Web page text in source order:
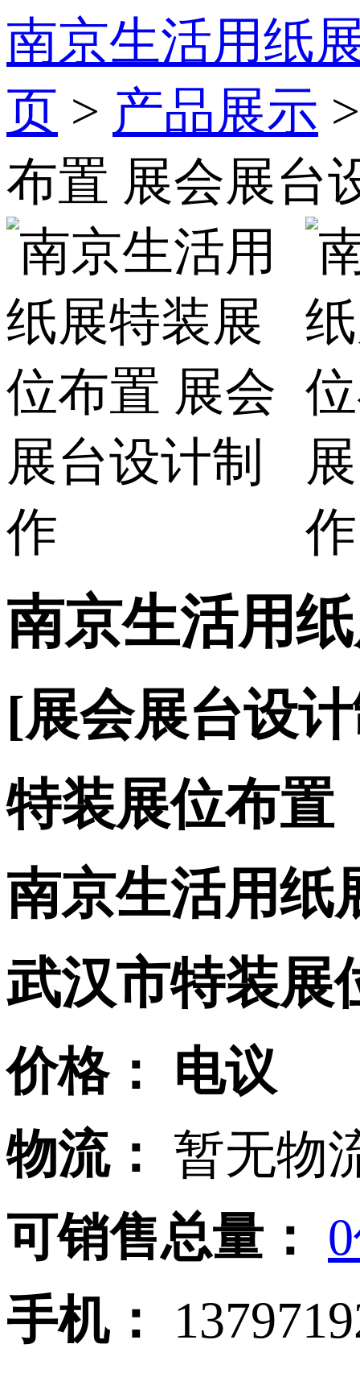
南京生活用纸
页 > 产品展示
布置 展会展台
南京生活用
[展会展台设
特装展位布置
南京生活用纸
武汉市特装展
价格：
电议
物流： 暂无物
可销售总量：
手机：